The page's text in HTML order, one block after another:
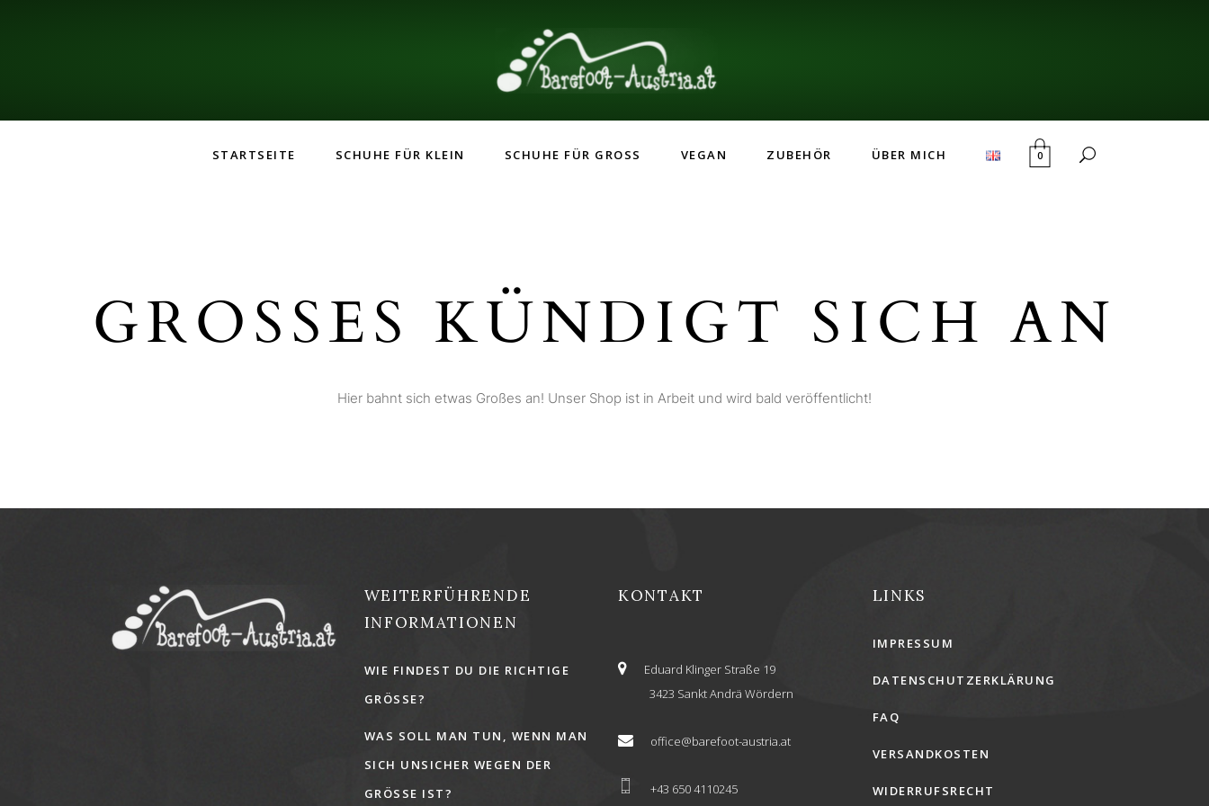
STARTSEITE SCHUHE FÜR KLEIN SCHUHE FÜR GROSS VEGAN ZUBEHÖR ÜBER MICH 0
GROSSES KÜNDIGT SICH AN
Hier bahnt sich etwas Großes an! Unser Shop ist in Arbeit und wird bald veröffentlicht!
WEITERFÜHRENDE
INFORMATIONEN
WIE FINDEST DU DIE RICHTIGE
GRÖSSE?
WAS SOLL MAN TUN, WENN MAN
SICH UNSICHER WEGEN DER
GRÖSSE IST?
KONTAKT
Eduard Klinger Straße 19
3423 Sankt Andrä Wördern
office@barefoot-austria.at
+43 650 4110245
LINKS
IMPRESSUM
DATENSCHUTZERKLÄRUNG
FAQ
VERSANDKOSTEN
WIDERRUFSRECHT